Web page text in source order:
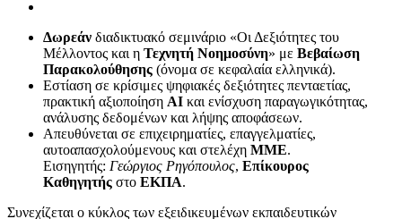
Δωρεάν διαδικτυακό σεμινάριο «Οι Δεξιότητες του
Μέλλοντος και η Τεχνητή Νοημοσύνη» με Βεβαίωση
Παρακολούθησης (όνομα σε κεφαλαία ελληνικά).
Εστίαση σε κρίσιμες ψηφιακές δεξιότητες πενταετίας,
πρακτική αξιοποίηση AI και ενίσχυση παραγωγικότητας,
ανάλυσης δεδομένων και λήψης αποφάσεων.
Απευθύνεται σε επιχειρηματίες, επαγγελματίες,
αυτοαπασχολούμενους και στελέχη ΜΜΕ.
Εισηγητής: Γεώργιος Ρηγόπουλος, Επίκουρος
Καθηγητής στο ΕΚΠΑ.
Συνεχίζεται ο κύκλος των εξειδικευμένων εκπαιδευτικών